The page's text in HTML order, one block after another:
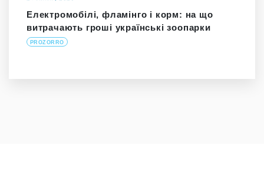
Електромобілі, фламінго і корм: на що
витрачають гроші українські зоопарки
PROZORRO